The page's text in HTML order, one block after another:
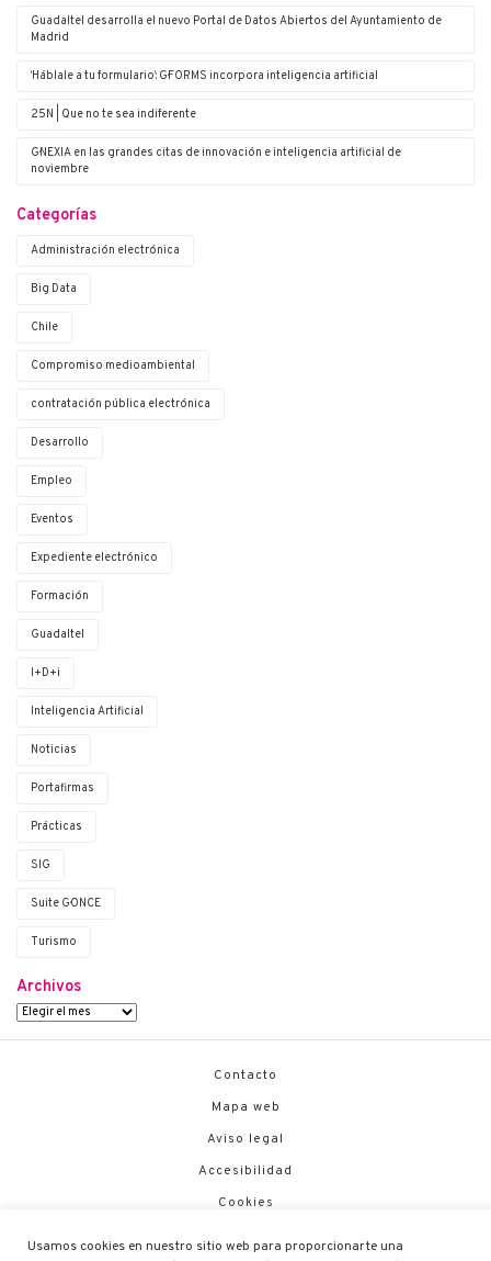
Guadaltel desarrolla el nuevo Portal de Datos Abiertos del Ayuntamiento de
Madrid
‘Háblale a tu formulario’: G·FORMS incorpora inteligencia artificial
25N | Que no te sea indiferente
G·NEXIA en las grandes citas de innovación e inteligencia artificial de
noviembre
Categorías
Administración electrónica
Big Data
Chile
Compromiso medioambiental
contratación pública electrónica
Desarrollo
Empleo
Eventos
Expediente electrónico
Formación
Guadaltel
I+D+i
Inteligencia Artificial
Noticias
Portafirmas
Prácticas
SIG
Suite G·ONCE
Turismo
Archivos
Contacto
Mapa web
Aviso legal
Accesibilidad
Cookies
Usamos cookies en nuestro sitio web para proporcionarte una